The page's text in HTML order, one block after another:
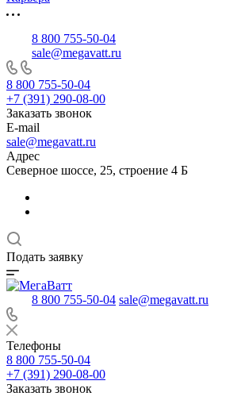
8 800 755-50-04
sale@megavatt.ru
8 800 755-50-04
+7 (391) 290-08-00
Заказать звонок
E-mail
sale@megavatt.ru
Адрес
Северное шоссе, 25, строение 4 Б
Подать заявку
8 800 755-50-04 sale@megavatt.ru
Телефоны
8 800 755-50-04
+7 (391) 290-08-00
Заказать звонок